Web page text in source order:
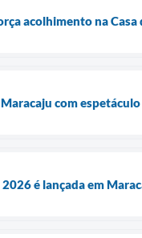
acolhimento na
com
é lançada em